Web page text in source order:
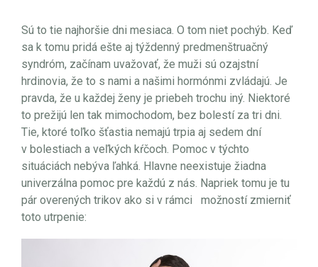
Sú to tie najhoršie dni mesiaca. O tom niet pochýb. Keď
sa k tomu pridá ešte aj týždenný predmenštruačný
syndróm, začínam uvažovať, že muži sú ozajstní
hrdinovia, že to s nami a našimi hormónmi zvládajú. Je
pravda, že u každej ženy je priebeh trochu iný. Niektoré
to prežijú len tak mimochodom, bez bolestí za tri dni.
Tie, ktoré toľko šťastia nemajú trpia aj sedem dní
v bolestiach a veľkých kŕčoch. Pomoc v týchto
situáciách nebýva ľahká. Hlavne neexistuje žiadna
univerzálna pomoc pre každú z nás. Napriek tomu je tu
pár overených trikov ako si v rámci možností zmierniť
toto utrpenie: